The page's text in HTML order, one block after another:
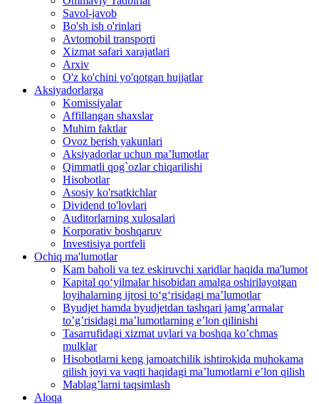
Savol-javob
Bo'sh ish o'rinlari
Avtomobil transporti
Xizmat safari xarajatlari
Arxiv
O'z ko'chini yo'qotgan hujjatlar
Aksiyadorlarga
Komissiyalar
Affillangan shaxslar
Muhim faktlar
Ovoz berish yakunlari
Aksiyadorlar uchun ma’lumotlar
Qimmatli qog`ozlar chiqarilishi
Hisobotlar
Asosiy ko'rsatkichlar
Dividend to'lovlari
Auditorlarning xulosalari
Korporativ boshqaruv
Investisiya portfeli
Ochiq ma'lumotlar
Kam baholi va tez eskiruvchi xaridlar haqida ma'lumot
Kapital qo‘yilmalar hisobidan amalga oshirilayotgan
loyihalarning ijrosi to‘g‘risidagi maʼlumotlar
Byudjet hamda byudjetdan tashqari jamgʼarmalar
toʼgʼrisidagi maʼlumotlarning eʼlon qilinishi
Tasarrufidagi xizmat uylari va boshqa koʼchmas
mulklar
Hisobotlarni keng jamoatchilik ishtirokida muhokama
qilish joyi va vaqti haqidagi maʼlumotlarni eʼlon qilish
Mablag’larni taqsimlash
Aloqa